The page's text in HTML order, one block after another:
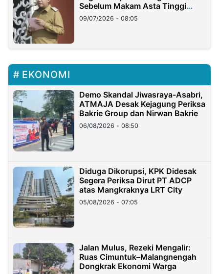
Sebelum Makam Asta Tinggi
Longsor
09/07/2026 - 08:05
EKONOMI
Demo Skandal Jiwasraya-Asabri,
ATMAJA Desak Kejagung Periksa
Bakrie Group dan Nirwan Bakrie
06/08/2026 - 08:50
Diduga Dikorupsi, KPK Didesak
Segera Periksa Dirut PT ADCP
atas Mangkraknya LRT City
05/08/2026 - 07:05
Jalan Mulus, Rezeki Mengalir:
Ruas Cimuntuk–Malangnengah
Dongkrak Ekonomi Warga